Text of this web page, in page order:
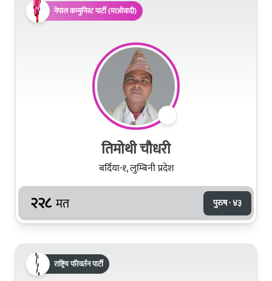
नेपाल कम्युनिस्ट पार्टी (माओवादी)
तिमोथी चौधरी
बर्दिया-१, लुम्बिनी प्रदेश
२२८ मत पुरुष · ४३
राष्ट्रिय परिवर्तन पार्टी